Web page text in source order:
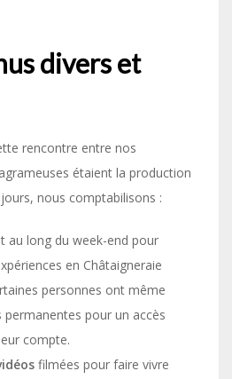
divers et
rencontre entre nos
étaient la production
nous comptabilisons :
au long du week-end pour
en Châtaigneraie
personnes ont même
permanentes pour un accès
compte.
filmées pour faire vivre